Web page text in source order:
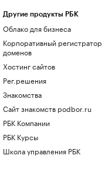
Другие продукты РБК
Облако для бизнеса
Корпоративный регистратор
доменов
Хостинг сайтов
Рег.решения
Знакомства
Сайт знакомств podbor.ru
РБК Компании
РБК Курсы
Школа управления РБК